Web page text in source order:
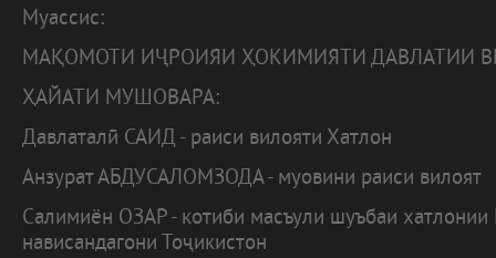
Муассис:
МАҚОМОТИ ИҶРОИЯИ ҲОКИМИЯТИ ДАВЛАТИИ
ҲАЙАТИ МУШОВАРА:
Давлаталӣ САИД - раиси вилояти Хатлон
Анзурат АБДУСАЛОМЗОДА - муовини раиси вилоят
Салимиён ОЗАР - котиби масъули шуъбаи
нависандагони Тоҷикистон